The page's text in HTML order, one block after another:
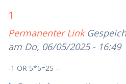
1
Permanenter Link
am Do, 06/05/2025 - 16:49
-1 OR 5*5=25 --